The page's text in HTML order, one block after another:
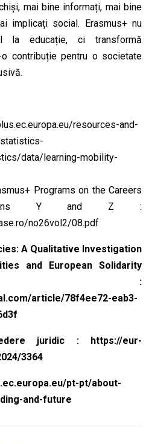
mai bine informați, mai bine
implicați social. Erasmus+ nu
la educație, ci transformă
contribuție pentru o societate
resources-and-
data/learning-mobility-
Programs on the Careers
Y and Z :
no26vol2/08.pdf
A Qualitative Investigation
and European Solidarity
:
article/78f4ee72-eab3-
juridic : https://eur-
3364
pt-pt/about-
and-future